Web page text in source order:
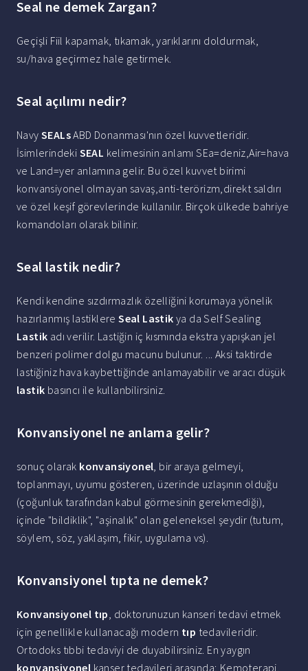
Seal ne demek Zargan?
Geçişli Fiil kapamak, tıkamak, yarıklarını doldurmak,
su/hava geçirmez hale getirmek.
Seal açılımı nedir?
Navy SEALsABD Donanması'nın özel kuvvetleridir.
İsimlerindeki SEAL kelimesinin anlamı SEa=deniz,Air=hava
ve Land=yer anlamına gelir. Bu özel kuvvet birimi
konvansiyonel olmayan savaş,anti-terörizm,direkt saldırı
ve özel keşif görevlerinde kullanılır. Birçok ülkede bahriye
komandoları olarak bilinir.
Seal lastik nedir?
Kendi kendine sızdırmazlık özelliğini korumaya yönelik
hazırlanmış lastiklereSeal Lastik ya da Self Sealing
Lastik adı verilir. Lastiğin iç kısmında ekstra yapışkan jel
benzeri polimer dolgu macunu bulunur. ... Aksi taktirde
lastiğiniz hava kaybettiğinde anlamayabilir ve aracı düşük
lastik basıncı ile kullanbilirsiniz.
Konvansiyonel ne anlama gelir?
sonuç olarak konvansiyonel, bir araya gelmeyi,
toplanmayı, uyumu gösteren, üzerinde uzlaşının olduğu
(çoğunluk tarafından kabul görmesinin gerekmediği),
içinde "bildiklik", "aşinalık" olan geleneksel şeydir (tutum,
söylem, söz, yaklaşım, fikir, uygulama vs).
Konvansiyonel tıpta ne demek?
Konvansiyonel tıp, doktorunuzun kanseri tedavi etmek
için genellikle kullanacağı modern tıp tedavileridir.
Ortodoks tıbbi tedaviyi de duyabilirsiniz. En yaygın
konvansiyonel kanser tedavileri arasında; Kemoterapi.